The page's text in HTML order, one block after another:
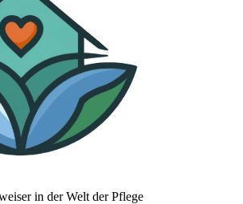
in der Welt der Pflege